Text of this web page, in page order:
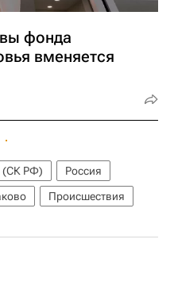
фонда
вменяется
(СК РФ)
Россия
Происшествия